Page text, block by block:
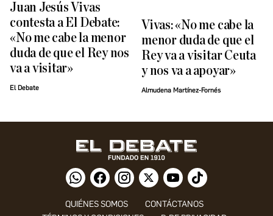
Juan Jesús Vivas
contesta a El Debate:
«No me cabe la menor
duda de que el Rey nos
va a visitar»
El Debate
Vivas: «No me cabe la
menor duda de que el
Rey va a visitar Ceuta
y nos va a apoyar»
Almudena Martínez-Fornés
QUIÉNES SOMOS
CONTÁCTANOS